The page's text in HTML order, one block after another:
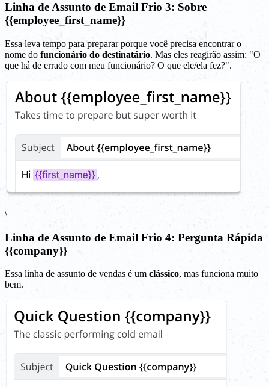
Linha de Assunto de Email Frio 3: Sobre
{{employee_first_name}}
Essa leva tempo para preparar porque você precisa encontrar o
nome do funcionário do destinatário. Mas eles reagirão assim: "O
que há de errado com meu funcionário? O que ele/ela fez?".
\
Linha de Assunto de Email Frio 4: Pergunta Rápida
{{company}}
Essa linha de assunto de vendas é um clássico, mas funciona muito
bem.